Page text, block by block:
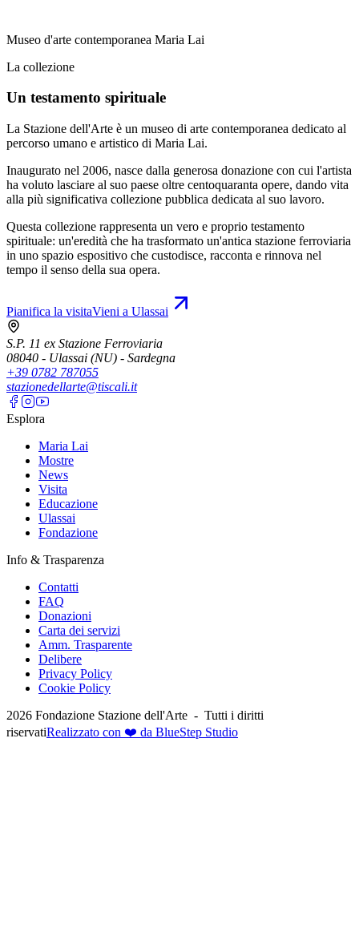
Museo d'arte contemporanea Maria Lai
La collezione
Un testamento spirituale
La Stazione dell'Arte è un museo di arte contemporanea dedicato al
percorso umano e artistico di Maria Lai.
Inaugurato nel 2006, nasce dalla generosa donazione con cui l'artista
ha voluto lasciare al suo paese oltre centoquaranta opere, dando vita
alla più significativa collezione pubblica dedicata al suo lavoro.
Questa collezione rappresenta un vero e proprio testamento
spirituale: un'eredità che ha trasformato un'antica stazione ferroviaria
in uno spazio espositivo che custodisce, racconta e rinnova nel
tempo il senso della sua opera.
Pianifica la visitaVieni a Ulassai
S.P. 11 ex Stazione Ferroviaria
08040 - Ulassai (NU) - Sardegna
+39 0782 787055
stazionedellarte@tiscali.it
Esplora
Maria Lai
Mostre
News
Visita
Educazione
Ulassai
Fondazione
Info & Trasparenza
Contatti
FAQ
Donazioni
Carta dei servizi
Amm. Trasparente
Delibere
Privacy Policy
Cookie Policy
2026 Fondazione Stazione dell'Arte - Tutti i diritti
riservatiRealizzato con ❤️ da BlueStep Studio